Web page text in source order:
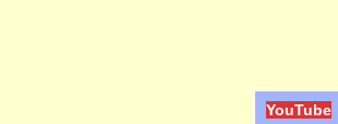
YouTube